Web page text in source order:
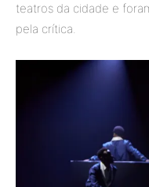
teatros da cidade e
pela crítica.